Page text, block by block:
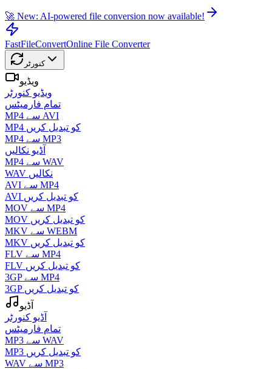
🚀 New: AI-powered file conversion now available!
FastFileConvertOnline File Converter
کنورٹر
ویڈیو
ویڈیو کنورٹر
تمام فارمیٹس
MP4 سے AVI
MP4 کو تبدیل کریں
MP4 سے MP3
آڈیو نکالیں
MP4 سے WAV
WAV نکالیں
AVI سے MP4
AVI کو تبدیل کریں
MOV سے MP4
MOV کو تبدیل کریں
MKV سے WEBM
MKV کو تبدیل کریں
FLV سے MP4
FLV کو تبدیل کریں
3GP سے MP4
3GP کو تبدیل کریں
آڈیو
آڈیو کنورٹر
تمام فارمیٹس
MP3 سے WAV
MP3 کو تبدیل کریں
WAV سے MP3